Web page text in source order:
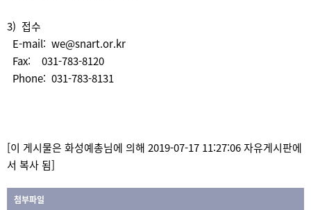
3) 접수
E-mail: we@snart.or.kr
Fax: 031-783-8120
Phone: 031-783-8131
[이 게시물은 화성예총님에 의해 2019-07-17 11:27:06 자유게시판에
서 복사 됨]
첨부파일